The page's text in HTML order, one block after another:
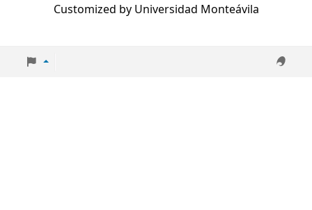
Customized by Universidad Monteávila